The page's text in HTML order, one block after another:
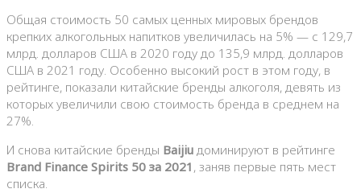
Общая стоимость 50 самых ценных мировых брендов
крепких алкогольных напитков увеличилась на 5% — с 129,7
млрд. долларов США в 2020 году до 135,9 млрд. долларов
США в 2021 году. Особенно высокий рост в этом году, в
рейтинге, показали китайские бренды алкоголя, девять из
которых увеличили свою стоимость бренда в среднем на
27%.
И снова китайские бренды Baijiu доминируют в рейтинге
Brand Finance Spirits 50 за 2021 , заняв первые пять мест
списка.